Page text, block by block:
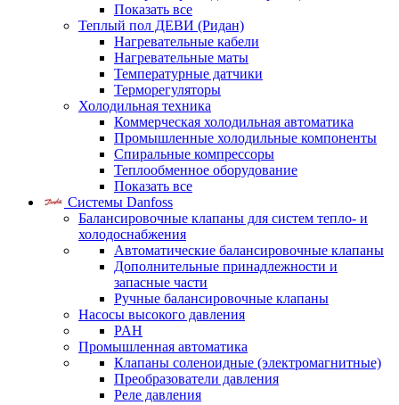
Показать все
Теплый пол ДЕВИ (Ридан)
Нагревательные кабели
Нагревательные маты
Температурные датчики
Терморегуляторы
Холодильная техника
Коммерческая холодильная автоматика
Промышленные холодильные компоненты
Спиральные компрессоры
Теплообменное оборудование
Показать все
Системы Danfoss
Балансировочные клапаны для систем тепло- и
холодоснабжения
Автоматические балансировочные клапаны
Дополнительные принадлежности и
запасные части
Ручные балансировочные клапаны
Насосы высокого давления
PAH
Промышленная автоматика
Клапаны соленоидные (электромагнитные)
Преобразователи давления
Реле давления